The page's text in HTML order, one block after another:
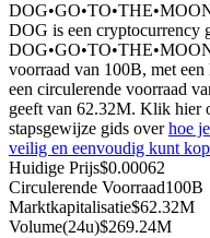
Kopiëren Handel
Sluit je aan bij top
DOG is een cryptocurrency
voorraad van 100B, met
een circulerende voorraad
geeft van 62.32M. Klik hier
stapsgewijze gids overhoe
veilig en eenvoudig kunt
Huidige Prijs$0.00062
Circulerende Voorraad100B
Marktkapitalisatie$62.32M
Volume(24u)$269.24M